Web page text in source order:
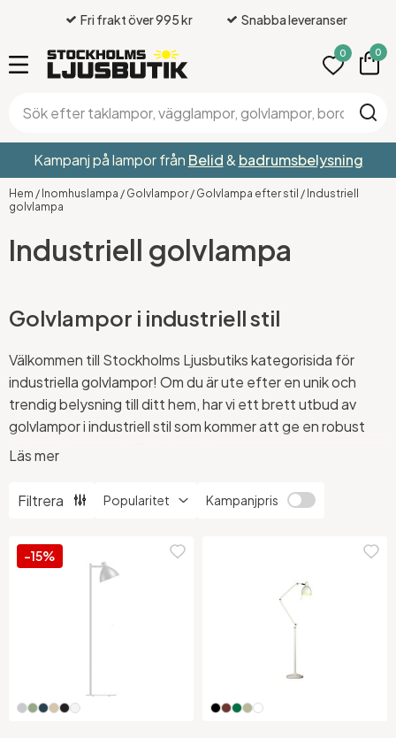
Fri frakt över 995 kr Snabba leveranser
0 0
Kampanj på lampor från Belid& badrumsbelysning
Hem / Inomhuslampa / Golvlampor/ Golvlampa efter stil / Industriell
golvlampa
Industriell golvlampa
Golvlampor i industriell stil
Välkommen till Stockholms Ljusbutiks kategorisida för
industriella golvlampor! Om du är ute efter en unik och
trendig belysning till ditt hem, har vi ett brett utbud av
golvlampor i industriell stil som kommer att ge en robust
och modern touch till din inredning.
En industriell golvlampa är det perfekta tillskottet för att
skapa en industriell estetik och ge dina rum en urban
deras råa och minimalistiska design, och de kommer att
vara både funktionella och iögonfallande i vilket rum du än
Läs mer
Filtrera Kampanjpris
-15%